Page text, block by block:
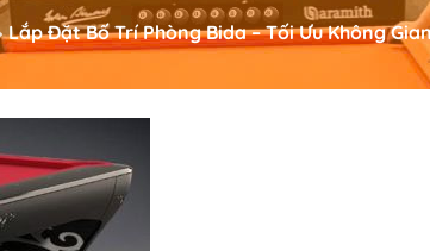
Gậy Fury
Lắp Đặt Bố Trí Phòng Bida – Tối Ưu Không